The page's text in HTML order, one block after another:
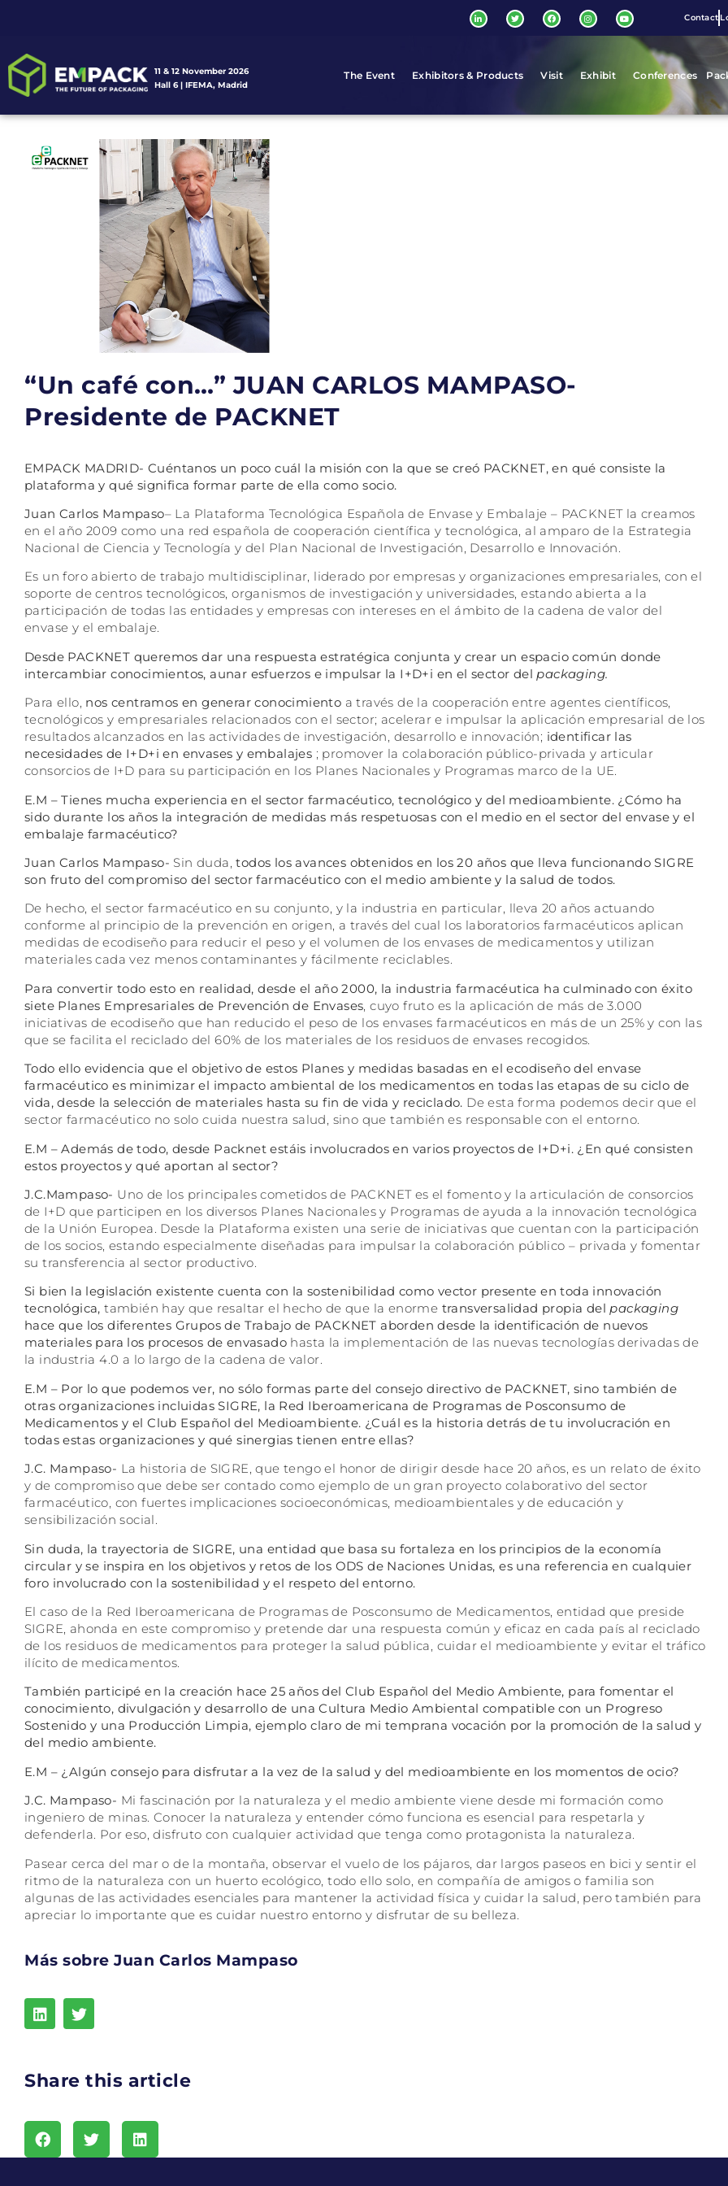
Contact
11 & 12 November 2026
Hall 6 | IFEMA, Madrid
The Event Exhibitors & Products Visit Exhibit Conferences
“Un café con…” JUAN CARLOS MAMPASO-
Presidente de PACKNET
EMPACK MADRID- Cuéntanos un poco cuál la misión con la que se creó PACKNET, en qué consiste la
plataforma y qué significa formar parte de ella como socio.
Juan Carlos Mampaso– La Plataforma Tecnológica Española de Envase y Embalaje – PACKNET la creamos
en el año 2009 como una red española de cooperación científica y tecnológica, al amparo de la Estrategia
Nacional de Ciencia y Tecnología y del Plan Nacional de Investigación, Desarrollo e Innovación.
Es un foro abierto de trabajo multidisciplinar, liderado por empresas y organizaciones empresariales, con el
soporte de centros tecnológicos, organismos de investigación y universidades, estando abierta a la
participación de todas las entidades y empresas con intereses en el ámbito de la cadena de valor del
envase y el embalaje.
Desde PACKNET queremos dar una respuesta estratégica conjunta y crear un espacio común donde
intercambiar conocimientos, aunar esfuerzos e impulsar la I+D+i en el sector delpackaging.
Para ello, nos centramos en generar conocimiento a través de la cooperación entre agentes científicos,
tecnológicos y empresariales relacionados con el sector; acelerar e impulsar la aplicación empresarial de los
resultados alcanzados en las actividades de investigación, desarrollo e innovación; identificar las
necesidades de I+D+i en envases y embalajes ; promover la colaboración público-privada y articular
consorcios de I+D para su participación en los Planes Nacionales y Programas marco de la UE.
E.M – Tienes mucha experiencia en el sector farmacéutico, tecnológico y del medioambiente. ¿Cómo ha
sido durante los años la integración de medidas más respetuosas con el medio en el sector del envase y el
embalaje farmacéutico?
Juan Carlos Mampaso- Sin duda,todos los avances obtenidos en los 20 años que lleva funcionando SIGRE
son fruto del compromiso del sector farmacéutico con el medio ambiente y la salud de todos.
De hecho, el sector farmacéutico en su conjunto, y la industria en particular, lleva 20 años actuando
conforme al principio de la prevención en origen, a través del cual los laboratorios farmacéuticos aplican
medidas de ecodiseño para reducir el peso y el volumen de los envases de medicamentos y utilizan
materiales cada vez menos contaminantes y fácilmente reciclables.
Para convertir todo esto en realidad, desde el año 2000, la industria farmacéutica ha culminado con éxito
siete Planes Empresariales de Prevención de Envases, cuyo fruto es la aplicación de más de 3.000
iniciativas de ecodiseño que han reducido el peso de los envases farmacéuticos en más de un 25% y con las
que se facilita el reciclado del 60% de los materiales de los residuos de envases recogidos.
Todo ello evidencia que el objetivo de estos Planes y medidas basadas en el ecodiseño del envase
farmacéutico es minimizar el impacto ambiental de los medicamentos en todas las etapas de su ciclo de
vida, desde la selección de materiales hasta su fin de vida y reciclado. De esta forma podemos decir que el
sector farmacéutico no solo cuida nuestra salud, sino que también es responsable con el entorno.
E.M – Además de todo, desde Packnet estáis involucrados en varios proyectos de I+D+i. ¿En qué consisten
estos proyectos y qué aportan al sector?
J.C.Mampaso- Uno de los principales cometidos de PACKNET es el fomento y la articulación de consorcios
de I+D que participen en los diversos Planes Nacionales y Programas de ayuda a la innovación tecnológica
de la Unión Europea. Desde la Plataforma existen una serie de iniciativas que cuentan con la participación
de los socios, estando especialmente diseñadas para impulsar la colaboración público – privada y fomentar
su transferencia al sector productivo.
Si bien la legislación existente cuenta con la sostenibilidad como vector presente en toda innovación
tecnológica, también hay que resaltar el hecho de que la enorme transversalidad propia delpackaging
hace que los diferentes Grupos de Trabajo de PACKNET aborden desde la identificación de nuevos
materiales para los procesos de envasado hasta la implementación de las nuevas tecnologías derivadas de
la industria 4.0 a lo largo de la cadena de valor.
E.M – Por lo que podemos ver, no sólo formas parte del consejo directivo de PACKNET, sino también de
otras organizaciones incluidas SIGRE, la Red Iberoamericana de Programas de Posconsumo de
Medicamentos y el Club Español del Medioambiente. ¿Cuál es la historia detrás de tu involucración en
todas estas organizaciones y qué sinergias tienen entre ellas?
J.C. Mampaso- La historia de SIGRE, que tengo el honor de dirigir desde hace 20 años, es un relato de éxito
y de compromiso que debe ser contado como ejemplo de un gran proyecto colaborativo del sector
farmacéutico, con fuertes implicaciones socioeconómicas, medioambientales y de educación y
sensibilización social.
Sin duda, la trayectoria de SIGRE, una entidad que basa su fortaleza en los principios de la economía
circular y se inspira en los objetivos y retos de los ODS de Naciones Unidas, es una referencia en cualquier
foro involucrado con la sostenibilidad y el respeto del entorno.
El caso de la Red Iberoamericana de Programas de Posconsumo de Medicamentos, entidad que preside
SIGRE, ahonda en este compromiso y pretende dar una respuesta común y eficaz en cada país al reciclado
de los residuos de medicamentos para proteger la salud pública, cuidar el medioambiente y evitar el tráfico
ilícito de medicamentos.
También participé en la creación hace 25 años del Club Español del Medio Ambiente, para fomentar el
conocimiento, divulgación y desarrollo de una Cultura Medio Ambiental compatible con un Progreso
Sostenido y una Producción Limpia, ejemplo claro de mi temprana vocación por la promoción de la salud y
del medio ambiente.
E.M – ¿Algún consejo para disfrutar a la vez de la salud y del medioambiente en los momentos de ocio?
J.C. Mampaso- Mi fascinación por la naturaleza y el medio ambiente viene desde mi formación como
ingeniero de minas. Conocer la naturaleza y entender cómo funciona es esencial para respetarla y
defenderla. Por eso, disfruto con cualquier actividad que tenga como protagonista la naturaleza.
Pasear cerca del mar o de la montaña, observar el vuelo de los pájaros, dar largos paseos en bici y sentir el
ritmo de la naturaleza con un huerto ecológico, todo ello solo, en compañía de amigos o familia son
algunas de las actividades esenciales para mantener la actividad física y cuidar la salud, pero también para
apreciar lo importante que es cuidar nuestro entorno y disfrutar de su belleza.
Más sobre Juan Carlos Mampaso
Share this article